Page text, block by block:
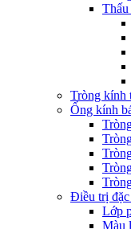
Tròng kính
Ống kính
Điều trị đặc
Lớp
Màu